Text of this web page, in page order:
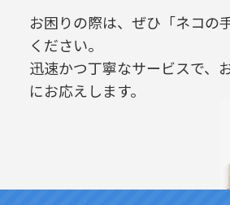
お困りの際は、ぜひ「ネコの
ください。
迅速かつ丁寧なサービスで、
にお応えします。